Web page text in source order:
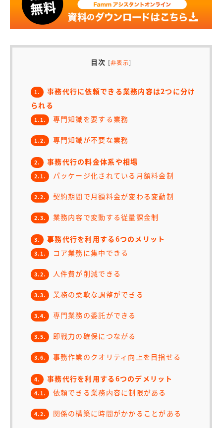
目次 [非表示]
1.
事務代行に依頼できる業務内容は2つに分け
られる
1.1. 専門知識を要する業務
1.2. 専門知識が不要な業務
2. 事務代行の料金体系や相場
2.1. パッケージ化されている月額料金制
2.2. 契約期間で月額料金が変わる変動制
2.3. 業務内容で変動する従量課金制
3. 事務代行を利用する6つのメリット
3.1. コア業務に集中できる
3.2. 人件費が削減できる
3.3. 業務の柔軟な調整ができる
3.4. 専門業務の委託ができる
3.5. 即戦力の確保につながる
3.6. 事務作業のクオリティ向上を目指せる
4. 事務代行を利用する6つのデメリット
4.1. 依頼できる業務内容に制限がある
4.2. 関係の構築に時間がかかることがある